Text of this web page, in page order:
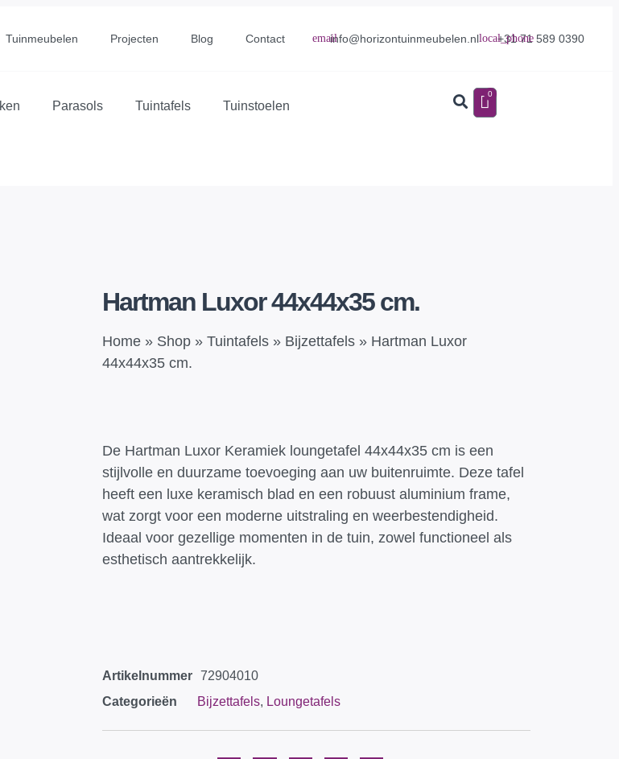
Tuinmeubelen Projecten Blog Contact info@horizontuinmeubelen.nl +31 71 589 0390
Parasols Tuintafels Tuinstoelen
0
Hartman Luxor 44x44x35 cm.
Home » Shop » Tuintafels » Bijzettafels » Hartman Luxor
44x44x35 cm.
De Hartman Luxor Keramiek loungetafel 44x44x35 cm is een
stijlvolle en duurzame toevoeging aan uw buitenruimte. Deze tafel
heeft een luxe keramisch blad en een robuust aluminium frame,
wat zorgt voor een moderne uitstraling en weerbestendigheid.
Ideaal voor gezellige momenten in de tuin, zowel functioneel als
esthetisch aantrekkelijk.
Artikelnummer 72904010
Categorieën
Bijzettafels, Loungetafels